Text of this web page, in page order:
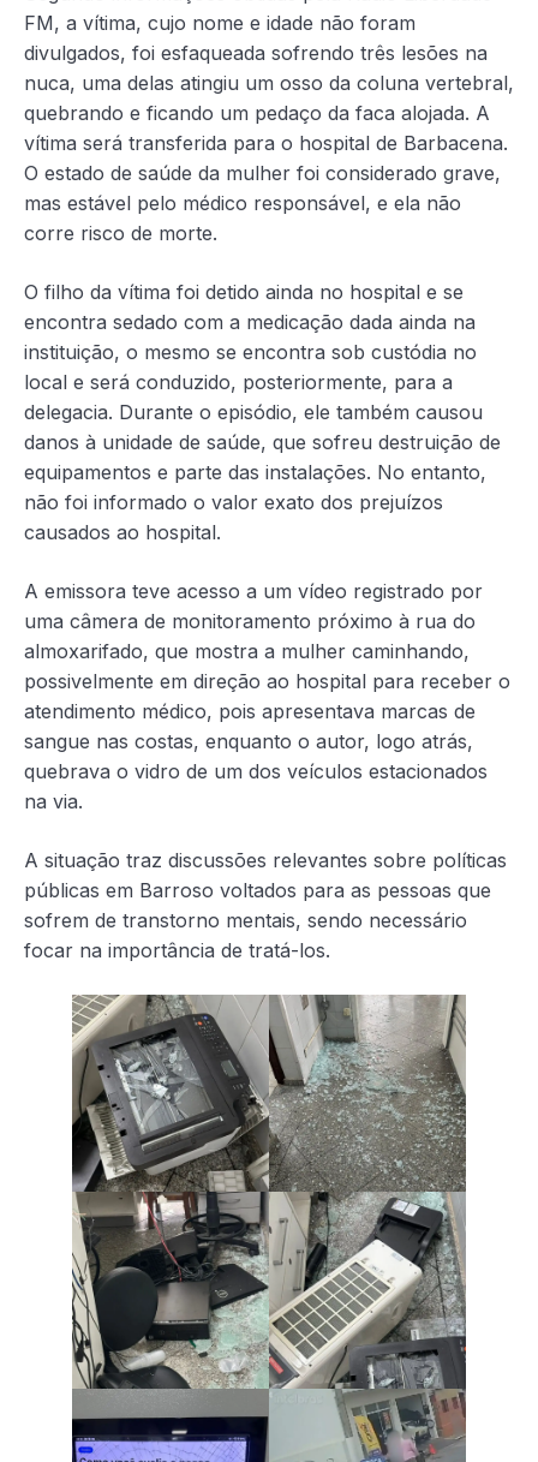
FM, a vítima, cujo nome e idade não foram
divulgados, foi esfaqueada sofrendo três lesões na
nuca, uma delas atingiu um osso da coluna vertebral,
quebrando e ficando um pedaço da faca alojada. A
vítima será transferida para o hospital de Barbacena.
O estado de saúde da mulher foi considerado grave,
mas estável pelo médico responsável, e ela não
corre risco de morte.
O filho da vítima foi detido ainda no hospital e se
encontra sedado com a medicação dada ainda na
instituição, o mesmo se encontra sob custódia no
local e será conduzido, posteriormente, para a
delegacia. Durante o episódio, ele também causou
danos à unidade de saúde, que sofreu destruição de
equipamentos e parte das instalações. No entanto,
não foi informado o valor exato dos prejuízos
causados ao hospital.
A emissora teve acesso a um vídeo registrado por
uma câmera de monitoramento próximo à rua do
almoxarifado, que mostra a mulher caminhando,
possivelmente em direção ao hospital para receber o
atendimento médico, pois apresentava marcas de
sangue nas costas, enquanto o autor, logo atrás,
quebrava o vidro de um dos veículos estacionados
na via.
A situação traz discussões relevantes sobre políticas
públicas em Barroso voltados para as pessoas que
sofrem de transtorno mentais, sendo necessário
focar na importância de tratá-los.